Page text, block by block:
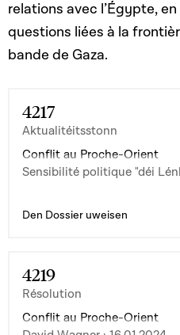
relations avec l’Égypte,
questions liées à la
bande de Gaza.
4217
Aktualitéitsstonn
Conflit au Proche-Orient
Sensibilité politique "déi
Den Dossier uweisen
4219
Résolution
Conflit au Proche-Orient